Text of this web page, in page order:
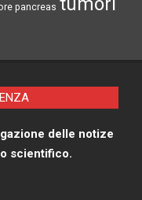
pancreas
delle notize
scientifico.